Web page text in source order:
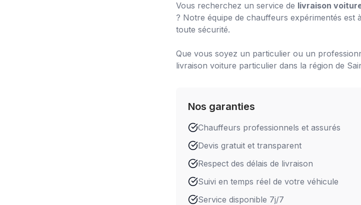
Vous recherchez un service de livraison
? Notre équipe de chauffeurs expérimentés est
toute sécurité.
Que vous soyez un particulier ou un
livraison voiture particulier dans la région de
Nos garanties
Chauffeurs professionnels et assurés
Devis gratuit et transparent
Respect des délais de livraison
Suivi en temps réel de votre véhicule
Service disponible 7j/7